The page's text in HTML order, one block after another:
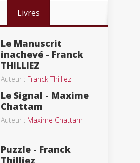
Livres
Le Manuscrit
inachevé - Franck
THILLIEZ
Auteur : Franck Thilliez
Le Signal - Maxime
Chattam
Auteur : Maxime Chattam
Puzzle - Franck